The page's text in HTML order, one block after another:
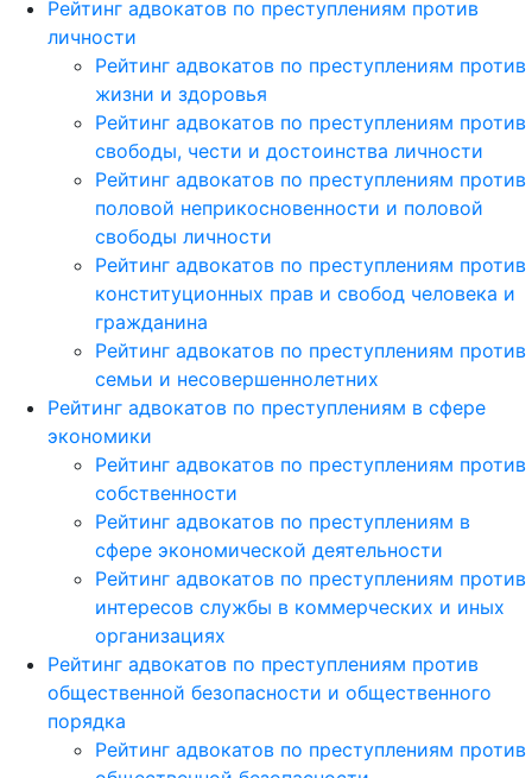
Рейтинг адвокатов по преступлениям против
личности
Рейтинг адвокатов по преступлениям против
жизни и здоровья
Рейтинг адвокатов по преступлениям против
свободы, чести и достоинства личности
Рейтинг адвокатов по преступлениям против
половой неприкосновенности и половой
свободы личности
Рейтинг адвокатов по преступлениям против
конституционных прав и свобод человека и
гражданина
Рейтинг адвокатов по преступлениям против
семьи и несовершеннолетних
Рейтинг адвокатов по преступлениям в сфере
экономики
Рейтинг адвокатов по преступлениям против
собственности
Рейтинг адвокатов по преступлениям в
сфере экономической деятельности
Рейтинг адвокатов по преступлениям против
интересов службы в коммерческих и иных
организациях
Рейтинг адвокатов по преступлениям против
общественной безопасности и общественного
порядка
Рейтинг адвокатов по преступлениям против